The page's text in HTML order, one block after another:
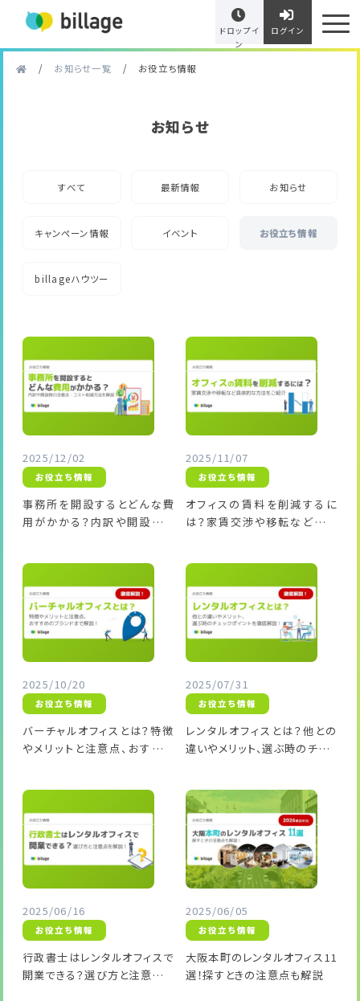
ドロップイ
ン
ログイン
/ お知らせ一覧 / お役立ち情報
お知らせ
すべて 最新情報 お知らせ
キャンペーン情報 イベント お役立ち情報
billageハウツー
2025/12/02
お役立ち情報
事務所を開設するとどんな費
用がかかる？内訳や開設時の
2025/11/07
お役立ち情報
オフィスの賃料を削減するに
は？家賃交渉や移転など具体
2025/10/20
お役立ち情報
バーチャルオフィスとは？特徴
やメリットと注意点、おすすめ
2025/07/31
お役立ち情報
レンタルオフィスとは？他との
違いやメリット、選ぶ時のチェッ
2025/06/16
お役立ち情報
行政書士はレンタルオフィスで
開業できる？選び方と注意点を
2025/06/05
お役立ち情報
大阪本町のレンタルオフィス11
選！探すときの注意点も解説